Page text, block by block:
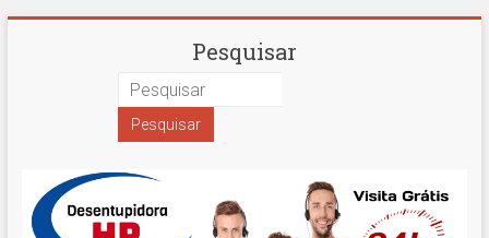
Desentupidora
Paulo
Hidro
Pesquisar